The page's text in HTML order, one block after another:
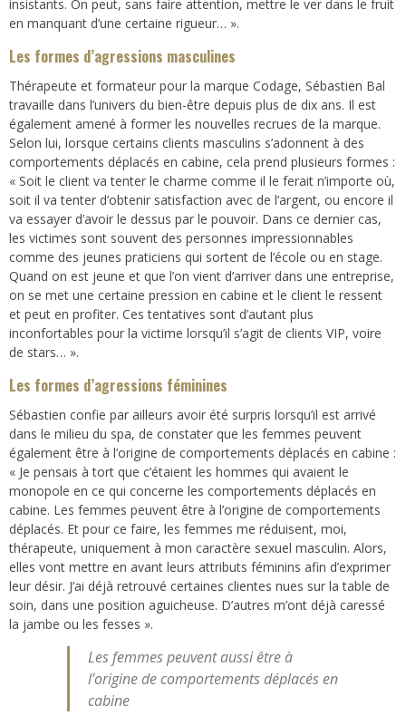
insistants. On peut, sans faire attention, mettre le ver dans le fruit
en manquant d’une certaine rigueur… ».
Les formes d’agressions masculines
Thérapeute et formateur pour la marque Codage, Sébastien Bal
travaille dans l’univers du bien-être depuis plus de dix ans. Il est
également amené à former les nouvelles recrues de la marque.
Selon lui, lorsque certains clients masculins s’adonnent à des
comportements déplacés en cabine, cela prend plusieurs formes :
« Soit le client va tenter le charme comme il le ferait n’importe où,
soit il va tenter d’obtenir satisfaction avec de l’argent, ou encore il
va essayer d’avoir le dessus par le pouvoir. Dans ce dernier cas,
les victimes sont souvent des personnes impressionnables
comme des jeunes praticiens qui sortent de l’école ou en stage.
Quand on est jeune et que l’on vient d’arriver dans une entreprise,
on se met une certaine pression en cabine et le client le ressent
et peut en profiter. Ces tentatives sont d’autant plus
inconfortables pour la victime lorsqu’il s’agit de clients VIP, voire
de stars… ».
Les formes d’agressions féminines
Sébastien confie par ailleurs avoir été surpris lorsqu’il est arrivé
dans le milieu du spa, de constater que les femmes peuvent
également être à l’origine de comportements déplacés en cabine :
« Je pensais à tort que c’étaient les hommes qui avaient le
monopole en ce qui concerne les comportements déplacés en
cabine. Les femmes peuvent être à l’origine de comportements
déplacés. Et pour ce faire, les femmes me réduisent, moi,
thérapeute, uniquement à mon caractère sexuel masculin. Alors,
elles vont mettre en avant leurs attributs féminins afin d’exprimer
leur désir. J’ai déjà retrouvé certaines clientes nues sur la table de
soin, dans une position aguicheuse. D’autres m’ont déjà caressé
la jambe ou les fesses ».
Les femmes peuvent aussi être à
l’origine de comportements déplacés en
cabine